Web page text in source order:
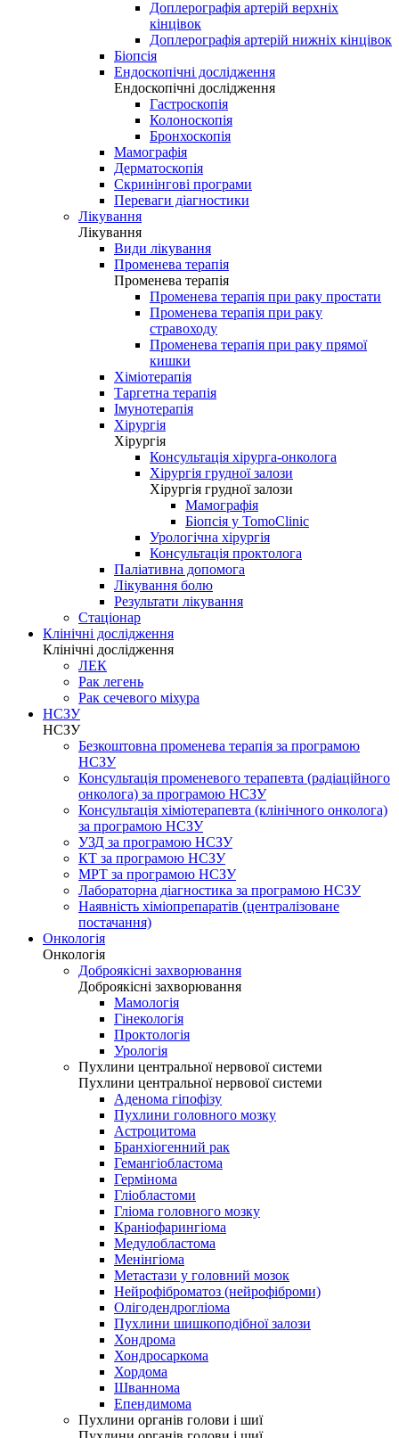
Доплерографія артерій верхніх
кінцівок
Доплерографія артерій нижніх кінцівок
Біопсія
Ендоскопічні дослідження
Ендоскопічні дослідження
Гастроскопія
Колоноскопія
Бронхоскопія
Мамографія
Дерматоскопія
Скринінгові програми
Переваги діагностики
Лікування
Лікування
Види лікування
Променева терапія
Променева терапія
Променева терапія при раку простати
Променева терапія при раку
стравоходу
Променева терапія при раку прямої
кишки
Хіміотерапія
Таргетна терапія
Імунотерапія
Хірургія
Хірургія
Консультація хірурга-онколога
Хірургія грудної залози
Хірургія грудної залози
Мамографія
Біопсія у TomoClinic
Урологічна хірургія
Консультація проктолога
Паліативна допомога
Лікування болю
Результати лікування
Стаціонар
Клінічні дослідження
Клінічні дослідження
ЛЕК
Рак легень
Рак сечевого міхура
НСЗУ
НСЗУ
Безкоштовна променева терапія за програмою
НСЗУ
Консультація променевого терапевта (радіаційного
онколога) за програмою НСЗУ
Консультація хіміотерапевта (клінічного онколога)
за програмою НСЗУ
УЗД за програмою НСЗУ
КТ за програмою НСЗУ
МРТ за програмою НСЗУ
Лабораторна діагностика за програмою НСЗУ
Наявність хіміопрепаратів (централізоване
постачання)
Онкологія
Онкологія
Доброякісні захворювання
Доброякісні захворювання
Мамологія
Гінекологія
Проктологія
Урологія
Пухлини центральної нервової системи
Пухлини центральної нервової системи
Аденома гіпофізу
Пухлини головного мозку
Астроцитома
Бранхіогенний рак
Гемангіобластома
Гермінома
Гліобластоми
Гліома головного мозку
Краніофарингіома
Медулобластома
Менінгіома
Метастази у головний мозок
Нейрофіброматоз (нейрофіброми)
Олігодендрогліома
Пухлини шишкоподібної залози
Хондрома
Хондросаркома
Хордома
Шваннома
Епендимома
Пухлини органів голови і шиї